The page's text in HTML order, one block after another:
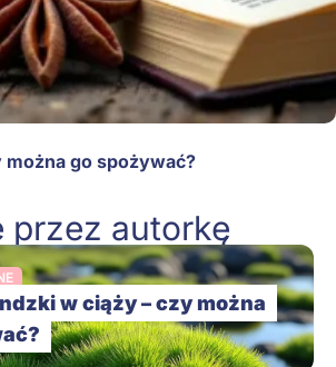
go spożywać?
przez autorkę
w ciąży – czy można